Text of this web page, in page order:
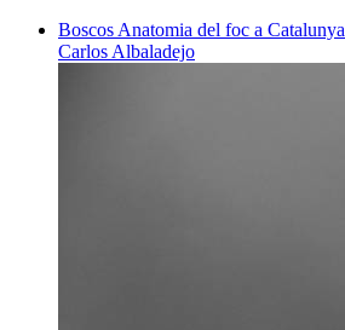
Boscos Anatomia del foc a Catalunya
Carlos Albaladejo